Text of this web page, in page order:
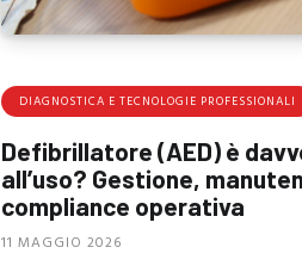
DIAGNOSTICA E TECNOLOGIE PROFESSIONALI
Defibrillatore (AED) è
all’uso? Gestione,
compliance operativa
11 MAGGIO 2026